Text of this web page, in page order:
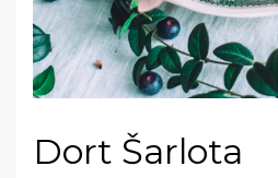
Dort Šarlota